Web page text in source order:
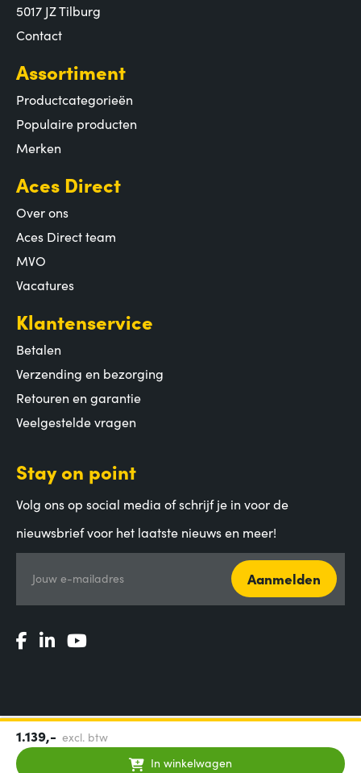
1.139,- excl. btw
In winkelwagen
5017 JZ Tilburg
Contact
Assortiment
Productcategorieën
Populaire producten
Merken
Aces Direct
Over ons
Aces Direct team
MVO
Vacatures
Klantenservice
Betalen
Verzending en bezorging
Retouren en garantie
Veelgestelde vragen
Stay on point
Volg ons op social media of schrijf je in voor de
nieuwsbrief voor het laatste nieuws en meer!
Jouw e-mailadres Aanmelden
Algemene voorwaarden
Vulnerability Disclosure